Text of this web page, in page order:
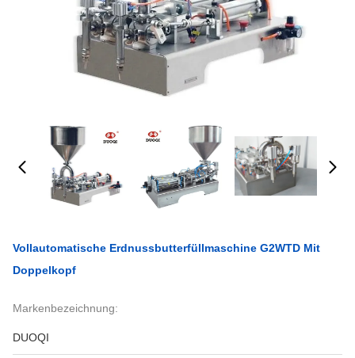
Vollautomatische Erdnussbutterfüllmaschine G2WTD Mit
Doppelkopf
Markenbezeichnung:
DUOQI